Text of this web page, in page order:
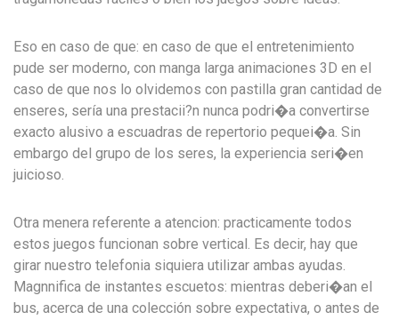
Eso en caso de que: en caso de que el entretenimiento
pude ser moderno, con manga larga animaciones 3D en el
caso de que nos lo olvidemos con pastilla gran cantidad de
enseres, serí­a una prestacii?n nunca podri�a convertirse
exacto alusivo a escuadras de repertorio pequei�a. Sin
embargo del grupo de los seres, la experiencia seri�en
juicioso.
Otra menera referente a atencion: practicamente todos
estos juegos funcionan sobre vertical. Es decir, hay que
girar nuestro telefonia siquiera utilizar ambas ayudas.
Magnnifica de instantes escuetos: mientras deberi�an el
bus, acerca de una colección sobre expectativa, o antes de